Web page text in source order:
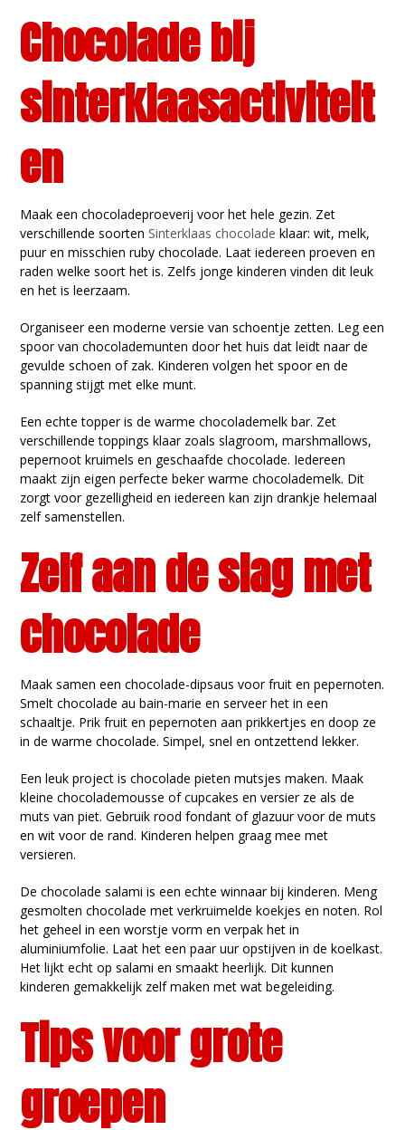
Chocolade bij
sinterklaasactiviteit
en
Maak een chocoladeproeverij voor het hele gezin. Zet
verschillende soorten Sinterklaas chocolade klaar: wit, melk,
puur en misschien ruby chocolade. Laat iedereen proeven en
raden welke soort het is. Zelfs jonge kinderen vinden dit leuk
en het is leerzaam.
Organiseer een moderne versie van schoentje zetten. Leg een
spoor van chocolademunten door het huis dat leidt naar de
gevulde schoen of zak. Kinderen volgen het spoor en de
spanning stijgt met elke munt.
Een echte topper is de warme chocolademelk bar. Zet
verschillende toppings klaar zoals slagroom, marshmallows,
pepernoot kruimels en geschaafde chocolade. Iedereen
maakt zijn eigen perfecte beker warme chocolademelk. Dit
zorgt voor gezelligheid en iedereen kan zijn drankje helemaal
zelf samenstellen.
Zelf aan de slag met
chocolade
Maak samen een chocolade-dipsaus voor fruit en pepernoten.
Smelt chocolade au bain-marie en serveer het in een
schaaltje. Prik fruit en pepernoten aan prikkertjes en doop ze
in de warme chocolade. Simpel, snel en ontzettend lekker.
Een leuk project is chocolade pieten mutsjes maken. Maak
kleine chocolademousse of cupcakes en versier ze als de
muts van piet. Gebruik rood fondant of glazuur voor de muts
en wit voor de rand. Kinderen helpen graag mee met
versieren.
De chocolade salami is een echte winnaar bij kinderen. Meng
gesmolten chocolade met verkruimelde koekjes en noten. Rol
het geheel in een worstje vorm en verpak het in
aluminiumfolie. Laat het een paar uur opstijven in de koelkast.
Het lijkt echt op salami en smaakt heerlijk. Dit kunnen
kinderen gemakkelijk zelf maken met wat begeleiding.
Tips voor grote
groepen